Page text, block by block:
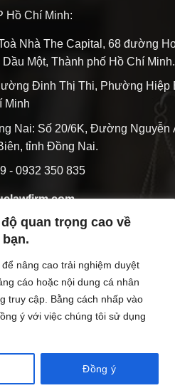
quan trọng cao về
nâng cao trải nghiệm duyệt
cáo hoặc nội dung cá nhân
truy cập. Bằng cách nhấp vào
ý với việc chúng tôi sử dụng
Đồng ý
Hồ Chí Minh:
Nhà The Capital, 68 đường
Một, Thành phố Hồ Chí Minh.
Đinh Thị Thi, Phường Hiệp
Minh
Nai: Số 20/6K, Đường Nguyễn
tỉnh Đồng Nai.
- 0932 350 835
sáu: 07:30 - 17:00 Thứ 7: 07:30 -
thành phố Hồ Chí Minh cấp